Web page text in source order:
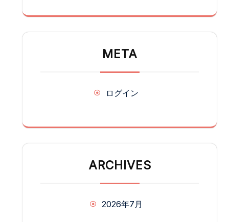
META
ログイン
ARCHIVES
2026年7月